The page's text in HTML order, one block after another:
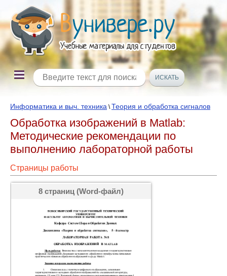
Информатика и выч. техника \Теория и обработка сигналов
Обработка изображений в Matlab:
Методические рекомендации по
выполнению лабораторной работы
Страницы работы
8 страниц (Word-файл)